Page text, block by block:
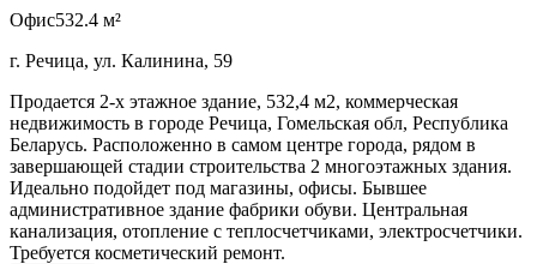
Офис532.4 м²
г. Речица, ул. Калинина, 59
Продается 2-х этажное здание, 532,4 м2, коммерческая
недвижимость в городе Речица, Гомельская обл, Республика
Беларусь. Расположенно в самом центре города, рядом в
завершающей стадии строительства 2 многоэтажных здания.
Идеально подойдет под магазины, офисы. Бывшее
административное здание фабрики обуви. Центральная
канализация, отопление с теплосчетчиками, электросчетчики.
Требуется косметический ремонт.